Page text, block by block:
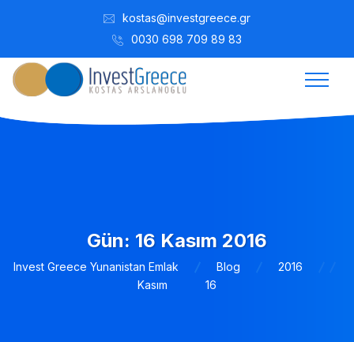
kostas@investgreece.gr
0030 698 709 89 83
Gün: 16 Kasım 2016
Invest Greece Yunanistan Emlak Blog
2016
Kasım
16